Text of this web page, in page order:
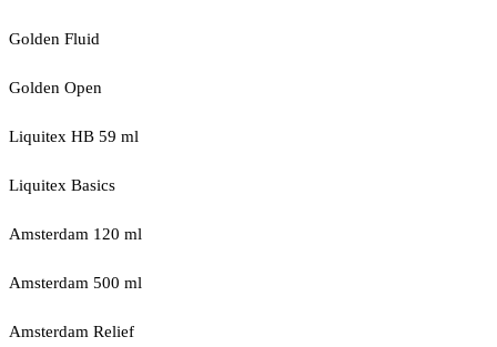
Golden Fluid
Golden Open
Liquitex HB 59 ml
Liquitex Basics
Amsterdam 120 ml
Amsterdam 500 ml
Amsterdam Relief